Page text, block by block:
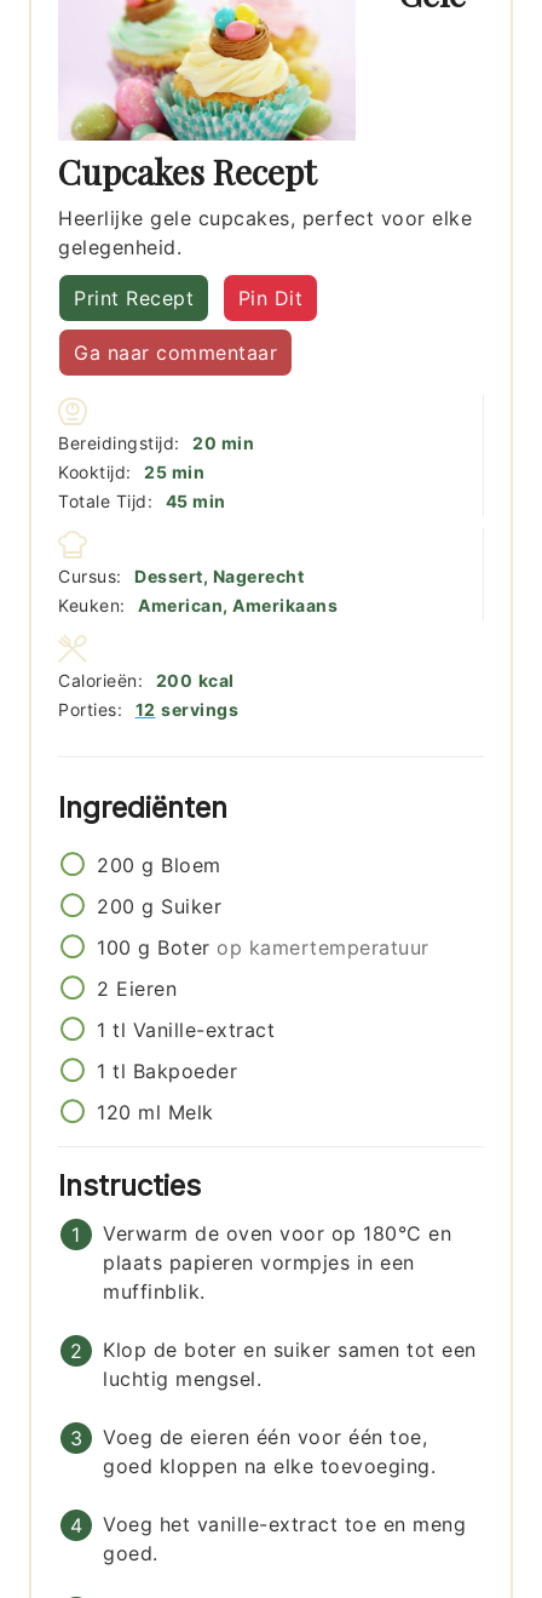
Cupcakes Recept
Heerlijke gele cupcakes, perfect voor elke
gelegenheid.
Print Recept Pin Dit
Ga naar commentaar
Bereidingstijd: 20 minuten
min
Kooktijd:
25minuten
min
Totale Tijd:
45minuten
min
Cursus:
Dessert, Nagerecht
Keuken:
American, Amerikaans
Porties: 12 servings
Calorieën: 200 kcal
Ingrediënten
200 g Bloem
200 g Suiker
100 g Boter op kamertemperatuur
2 Eieren
1 tl Vanille-extract
1 tl Bakpoeder
120 ml Melk
Instructies
Verwarm de oven voor op 180°C en
plaats papieren vormpjes in een
muffinblik.
Klop de boter en suiker samen tot een
luchtig mengsel.
Voeg de eieren één voor één toe,
goed kloppen na elke toevoeging.
Voeg het vanille-extract toe en meng
goed.